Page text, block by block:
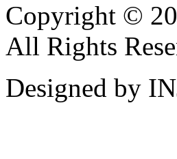
Copyright ©
All Rights
Designed by